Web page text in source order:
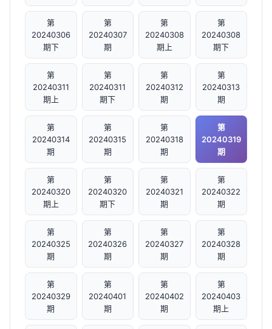
第
20240306
期下
第
20240307
期
第
20240308
期上
第
20240308
期下
第
20240311
期上
第
20240311
期下
第
20240312
期
第
20240313
期
第
20240314
期
第
20240315
期
第
20240318
期
第
20240319
期
第
20240320
期上
第
20240320
期下
第
20240321
期
第
20240322
期
第
20240325
期
第
20240326
期
第
20240327
期
第
20240328
期
第
20240329
期
第
20240401
期
第
20240402
期
第
20240403
期上